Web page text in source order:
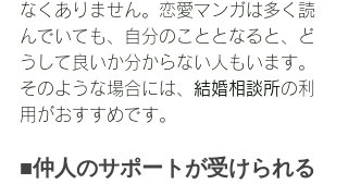
なくありません。恋愛マンガは多く読
んでいても、自分のこととなると、ど
うして良いか分からない人もいます。
そのような場合には、 結婚相談所の利
用がおすすめです。
■仲人のサポートが受けられる